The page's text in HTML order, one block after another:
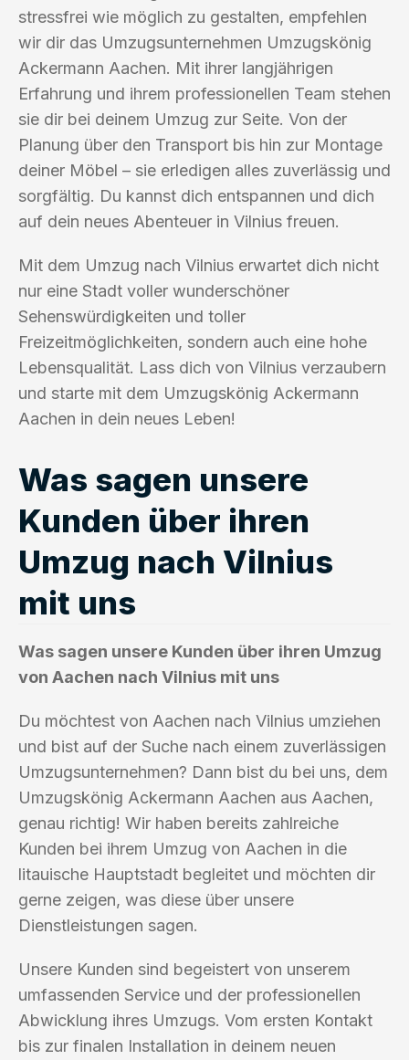
stressfrei wie möglich zu gestalten, empfehlen
wir dir das Umzugsunternehmen Umzugskönig
Ackermann Aachen. Mit ihrer langjährigen
Erfahrung und ihrem professionellen Team stehen
sie dir bei deinem Umzug zur Seite. Von der
Planung über den Transport bis hin zur Montage
deiner Möbel – sie erledigen alles zuverlässig und
sorgfältig. Du kannst dich entspannen und dich
auf dein neues Abenteuer in Vilnius freuen.
Mit dem Umzug nach Vilnius erwartet dich nicht
nur eine Stadt voller wunderschöner
Sehenswürdigkeiten und toller
Freizeitmöglichkeiten, sondern auch eine hohe
Lebensqualität. Lass dich von Vilnius verzaubern
und starte mit dem Umzugskönig Ackermann
Aachen in dein neues Leben!
Was sagen unsere
Kunden über ihren
Umzug nach Vilnius
mit uns
Was sagen unsere Kunden über ihren Umzug
von Aachen nach Vilnius mit uns
Du möchtest von Aachen nach Vilnius umziehen
und bist auf der Suche nach einem zuverlässigen
Umzugsunternehmen? Dann bist du bei uns, dem
Umzugskönig Ackermann Aachen aus Aachen,
genau richtig! Wir haben bereits zahlreiche
Kunden bei ihrem Umzug von Aachen in die
litauische Hauptstadt begleitet und möchten dir
gerne zeigen, was diese über unsere
Dienstleistungen sagen.
Unsere Kunden sind begeistert von unserem
umfassenden Service und der professionellen
Abwicklung ihres Umzugs. Vom ersten Kontakt
bis zur finalen Installation in deinem neuen